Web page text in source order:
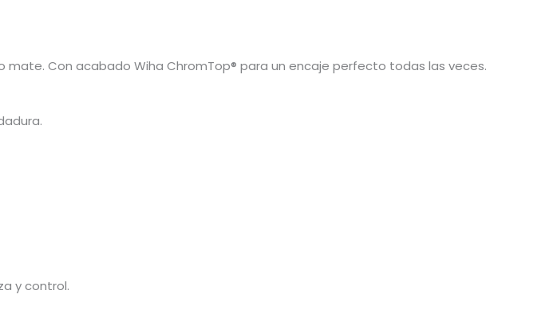
Con acabado Wiha ChromTop® para un encaje perfecto todas las veces.
y control.